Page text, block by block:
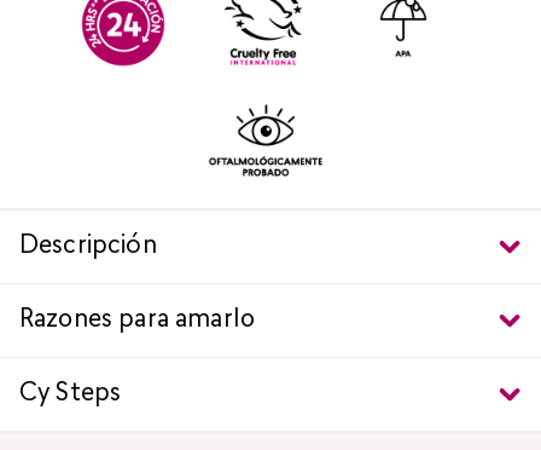
Descripción
Razones para amarlo
Cy Steps